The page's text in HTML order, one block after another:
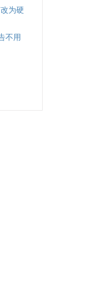
为硬
不用